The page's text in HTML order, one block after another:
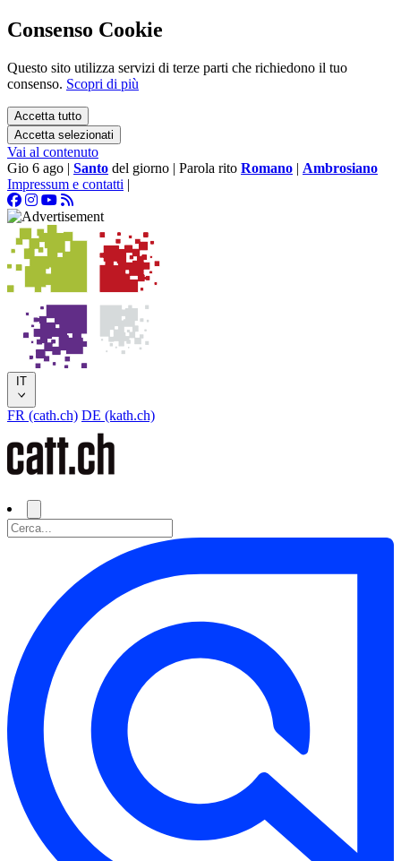
Consenso Cookie
Questo sito utilizza servizi di terze parti che richiedono il tuo
consenso. Scopri di più
Accetta tutto
Accetta selezionati
Vai al contenuto
Gio 6 ago | Santo del giorno | Parola rito Romano | Ambrosiano
Impressum e contatti |
IT
FR (cath.ch) DE (kath.ch)